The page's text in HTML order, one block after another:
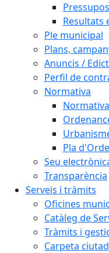
Resultats
Ple municipal
Plans,
Anuncis /
Perfil de
Normativa
Pla
Seu
Transparència
Serveis i tràmits
Oficines
Catàleg de
Tràmits i
Carpeta